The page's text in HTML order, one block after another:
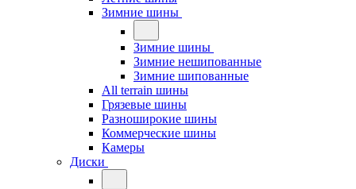
Зимние шины
Зимние шины
Зимние нешипованные
Зимние шипованные
All terrain шины
Грязевые шины
Разноширокие шины
Коммерческие шины
Камеры
Диски